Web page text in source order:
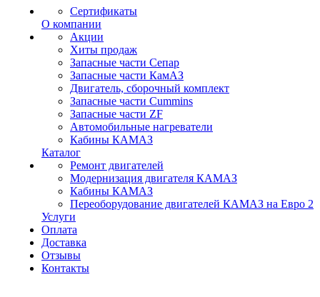
Сертификаты
О компании
Акции
Хиты продаж
Запасные части Сепар
Запасные части КамАЗ
Двигатель, сборочный комплект
Запасные части Cummins
Запасные части ZF
Автомобильные нагреватели
Кабины КАМАЗ
Каталог
Ремонт двигателей
Модернизация двигателя КАМАЗ
Кабины КАМАЗ
Переоборудование двигателей КАМАЗ на Евро 2
Услуги
Оплата
Доставка
Отзывы
Контакты